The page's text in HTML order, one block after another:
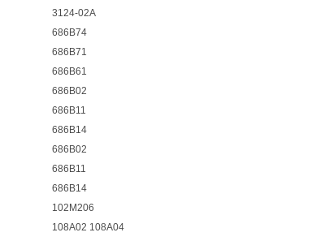
3124-02A
686B74
686B71
686B61
686B02
686B11
686B14
686B02
686B11
686B14
102M206
108A02 108A04